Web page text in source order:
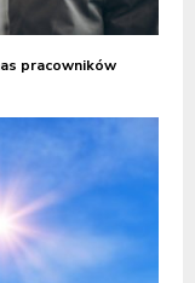
pracowników